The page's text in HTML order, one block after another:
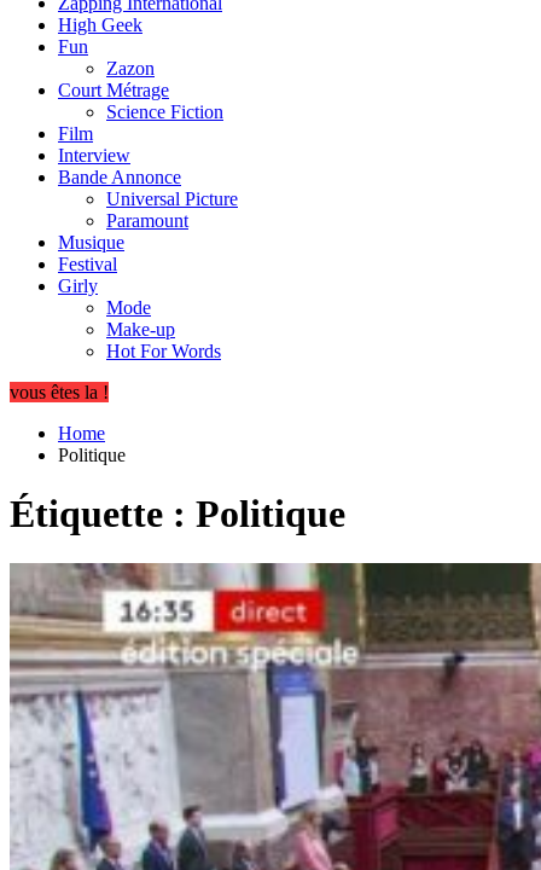
High Geek
Fun
Zazon
Court Métrage
Science Fiction
Film
Interview
Bande Annonce
Universal Picture
Paramount
Musique
Festival
Girly
Mode
Make-up
Hot For Words
vous êtes la !
Home
Politique
Étiquette : Politique